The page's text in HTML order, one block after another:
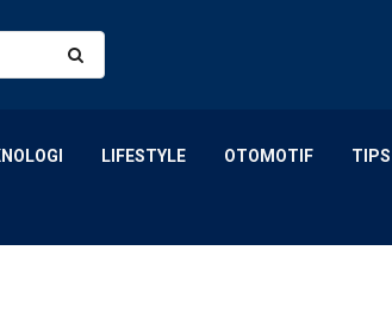
LIFESTYLE OTOMOTIF TIPS